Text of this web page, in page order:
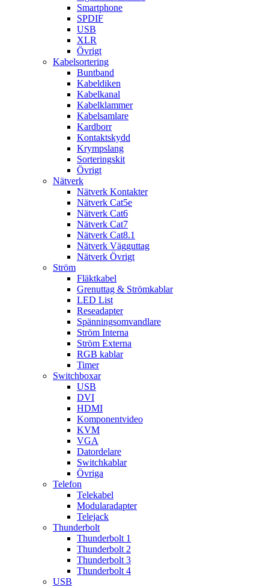
Smartphone
SPDIF
USB
XLR
Övrigt
Kabelsortering
Buntband
Kabeldiken
Kabelkanal
Kabelklammer
Kabelsamlare
Kardborr
Kontaktskydd
Krympslang
Sorteringskit
Övrigt
Nätverk
Nätverk Kontakter
Nätverk Cat5e
Nätverk Cat6
Nätverk Cat7
Nätverk Cat8.1
Nätverk Vägguttag
Nätverk Övrigt
Ström
Fläktkabel
Grenuttag & Strömkablar
LED List
Reseadapter
Spänningsomvandlare
Ström Interna
Ström Externa
RGB kablar
Timer
Switchboxar
USB
DVI
HDMI
Komponentvideo
KVM
VGA
Datordelare
Switchkablar
Övriga
Telefon
Telekabel
Modularadapter
Telejack
Thunderbolt
Thunderbolt 1
Thunderbolt 2
Thunderbolt 3
Thunderbolt 4
USB